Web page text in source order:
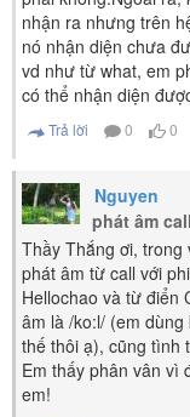
nhận ra nhưng trên
nó nhận diện chưa
vd như từ what, em
có thể nhận diện
Trả lời 0 0
Nguyen
phát âm call
Thầy Thắng ơi,
phát âm từ call với
Hellochao và từ điển
âm là /ko:l/ (em
thế thôi ạ), cũng tình
Em thấy phân vân vì
em!